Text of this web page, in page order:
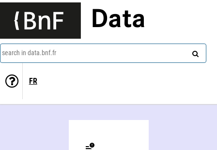
Data
search in data.bnf.fr
FR